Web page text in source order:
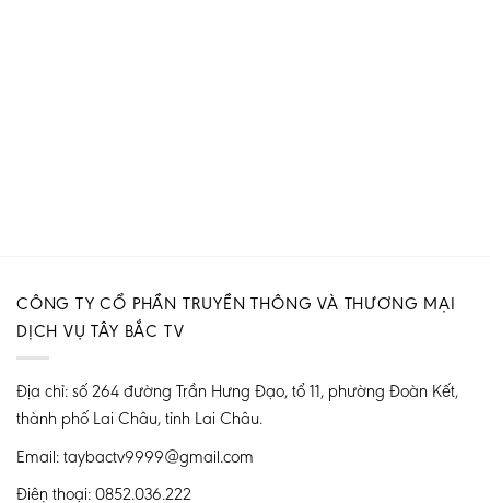
CÔNG TY CỔ PHẦN TRUYỀN THÔNG VÀ THƯƠNG MẠI
DỊCH VỤ TÂY BẮC TV
Địa chỉ: số 264 đường Trần Hưng Đạo, tổ 11, phường Đoàn Kết,
thành phố Lai Châu, tỉnh Lai Châu.
Email: taybactv9999@gmail.com
Điện thoại: 0852.036.222